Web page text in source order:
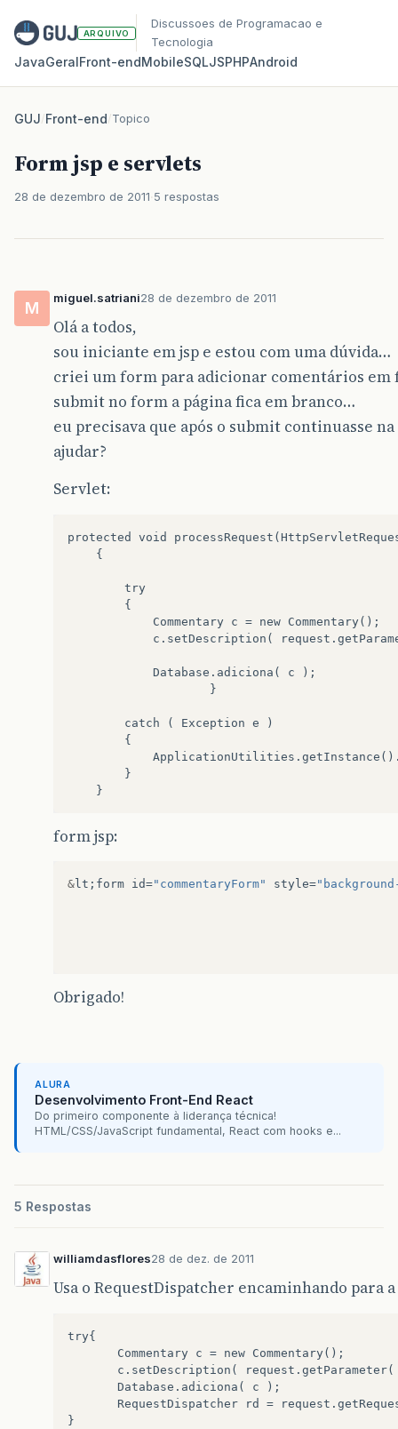
ARQUIVO
Discussoes de Programacao e
Tecnologia
JavaGeralFront‑endMobileSQLJSPHPAndroid
GUJ/Front-end/Topico
Form jsp e servlets
28 de dezembro de 2011 5 respostas
M
miguel.satriani28 de dezembro de 2011
Olá a todos,
sou iniciante em jsp e estou com uma dúvida…
criei um form para adicionar comentários em
submit no form a página fica em branco…
eu precisava que após o submit continuasse
ajudar?
Servlet:
protected void
    {
        try
        {
            Commentary c = new Commentary();
c.setDescription(
            Database.adiciona( c );
                    }
        catch ( Exception e )
        {
        }
form jsp:
& lt ; form id="commentaryForm" style=
Obrigado!
ALURA
Desenvolvimento Front-End React
Do primeiro componente à liderança técnica!
HTML/CSS/JavaScript fundamental, React com hooks e...
5 Respostas
williamdasflores28 de dez. de 2011
Usa o RequestDispatcher encaminhando para
try{
       Commentary c = new Commentary();
c.setDescription(
       Database.adiciona( c );
RequestDispatcher rd =